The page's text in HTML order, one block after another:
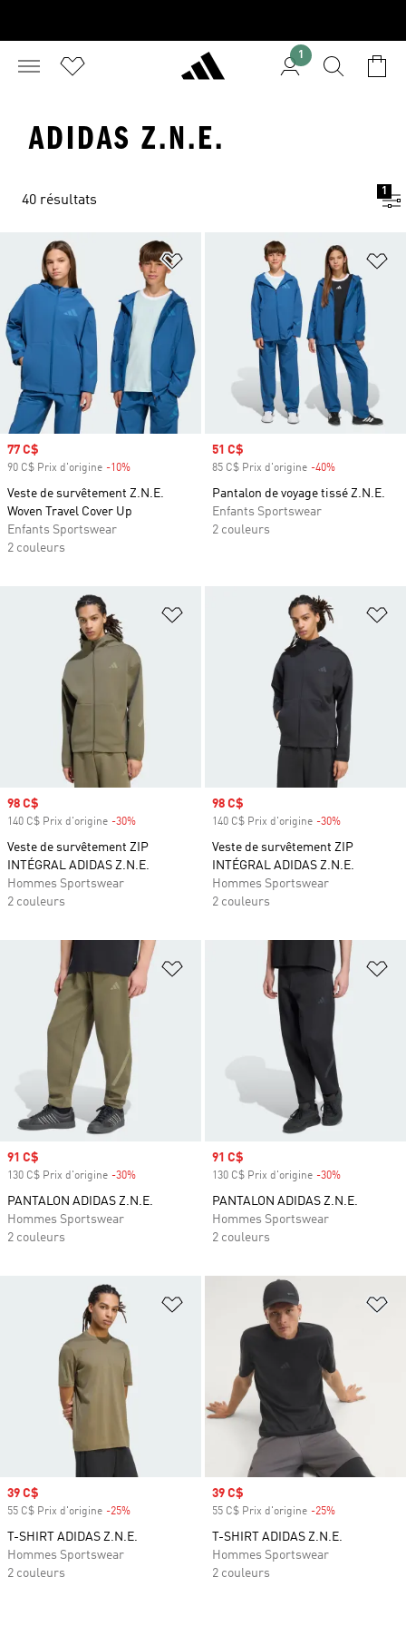
1
ADIDAS Z.N.E.
40 résultats
1
Ajouter à la Liste de produits
Prix soldé
77 C$
90 C$ Prix d'origine -10%
Veste de survêtement Z.N.E.
Woven Travel Cover Up
Enfants Sportswear
2 couleurs
Prix soldé
51 C$
85 C$ Prix d'origine -40%
Pantalon de voyage tissé Z.N.E.
Enfants Sportswear
2 couleurs
Ajouter à la Liste de produits
Prix soldé
98 C$
140 C$ Prix d'origine -30%
Veste de survêtement ZIP
INTÉGRAL ADIDAS Z.N.E.
Hommes Sportswear
2 couleurs
Prix soldé
98 C$
140 C$ Prix d'origine -30%
Veste de survêtement ZIP
INTÉGRAL ADIDAS Z.N.E.
Hommes Sportswear
2 couleurs
Ajouter à la Liste de produits
Prix soldé
91 C$
130 C$ Prix d'origine -30%
PANTALON ADIDAS Z.N.E.
Hommes Sportswear
2 couleurs
Prix soldé
91 C$
130 C$ Prix d'origine -30%
PANTALON ADIDAS Z.N.E.
Hommes Sportswear
2 couleurs
Ajouter à la Liste de produits
Prix soldé
39 C$
55 C$ Prix d'origine -25%
T-SHIRT ADIDAS Z.N.E.
Hommes Sportswear
2 couleurs
Prix soldé
39 C$
55 C$ Prix d'origine -25%
T-SHIRT ADIDAS Z.N.E.
Hommes Sportswear
2 couleurs